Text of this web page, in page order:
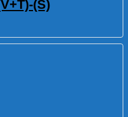
(S)